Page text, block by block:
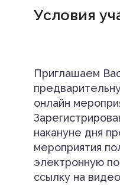
Условия
Приглашаем
онлайн
накануне дня
мероприятия
электронную
ссылку на